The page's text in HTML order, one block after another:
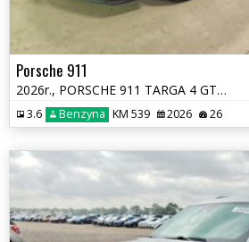
Porsche 911
2026r., PORSCHE 911 TARGA 4 GTS, 3.6L, od ubezpieczalni
3.6 Benzyna KM 539 2026 26